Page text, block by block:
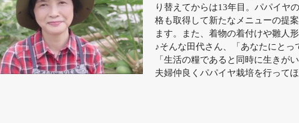
り替えてからは13年目。パパイヤ
格も取得して新たなメニューの提
ます。また、着物の着付けや雛人
♪そんな田代さん、「あなたにと
「生活の糧であると同時に生きが
夫婦仲良くパパイヤ栽培を行って